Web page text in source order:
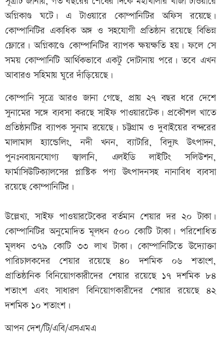
অগ্নিকাণ্ড ঘটে। এ টাওয়ারে কোম্পানিটির অফিস রয়েছে।
কোম্পানিটির একাধিক অঙ্গ ও সহযোগী প্রতিষ্ঠান রয়েছে বিভিন্ন
ফ্লোরে। অগ্নিকাণ্ডে কোম্পানিটির ব্যাপক ক্ষয়ক্ষতি হয়। ফলে সে
সময় কোম্পানিটি আর্থিকভাবে একটু দোটানায় পরে। তবে এখন
আবারও সহিমায় ঘুরে দাঁড়িয়েছে।
কোম্পানি সূত্রে আরও জানা গেছে, প্রায় ২৭ বছর ধরে দেশে
সুনামের সঙ্গে ব্যবসা করছে সাইফ পাওয়ারটেক। প্রকৌশল খাতে
প্রতিষ্ঠানটির ব্যাপক সুনাম রয়েছে। চট্টগ্রাম ও দুবাইয়ের বন্দরের
মালামাল হ্যান্ডেলিং, নদী খনন, ব্যাটারি, বিদ্যুৎ উৎপাদন,
পুনঃনবায়নযোগ্য জ্বালানি, এলইডি লাইটিং সলিউশন,
ফার্মাসিউটিক্যালসের প্লাস্টিক পণ্য উৎপাদনসহ নানাবিধ ব্যবসা
রয়েছে কোম্পানিটির।
উল্লেখ্য, সাইফ পাওয়ারটেকের বর্তমান শেয়ার দর ২০ টাকা।
কোম্পানিটির অনুমোদিত মূলধন ৫০০ কোটি টাকা। পরিশোধিত
মূলধন ৩৭৯ কোটি ৩৩ লাখ টাকা। কোম্পানিটিতে উদ্যোক্তা
পারিচালকদের শেয়ার রয়েছে ৪০ দশমিক ০৬ শতাংশ,
প্রাতিষ্ঠানিক বিনিয়োগকারীদের শেয়ার রয়েছে ১৭ দশমিক ৮৪
শতাংশ এবং সাধারণ বিনিয়োগকারীদের শেয়ার রয়েছে ৪২
দশমিক ১০ শতাংশ।
আপন দেশ/টি/এবি/এসএমএ